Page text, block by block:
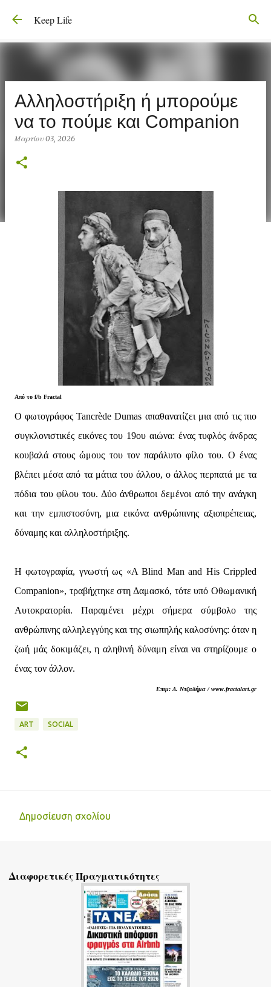
Μετάβαση στο κύριο περιεχόμενο
Keep Life
Αλληλοστήριξη ή μπορούμε
να το πούμε και Companion
Μαρτίου 03, 2026
Από το f/b Fractal
Ο φωτογράφος Tancrède Dumas απαθανατίζει μια από τις πιο
συγκλονιστικές εικόνες του 19ου αιώνα: ένας τυφλός άνδρας
κουβαλά στους ώμους του τον παράλυτο φίλο του. Ο ένας
βλέπει μέσα από τα μάτια του άλλου, ο άλλος περπατά με τα
πόδια του φίλου του. Δύο άνθρωποι δεμένοι από την ανάγκη
και την εμπιστοσύνη, μια εικόνα ανθρώπινης αξιοπρέπειας,
δύναμης και αλληλοστήριξης.
Η φωτογραφία, γνωστή ως «A Blind Man and His Crippled
Companion», τραβήχτηκε στη Δαμασκό, τότε υπό Οθωμανική
Αυτοκρατορία. Παραμένει μέχρι σήμερα σύμβολο της
ανθρώπινης αλληλεγγύης και της σιωπηλής καλοσύνης: όταν η
ζωή μάς δοκιμάζει, η αληθινή δύναμη είναι να στηρίζουμε ο
ένας τον άλλον.
Επιμ: Δ. Ντζαδήμα / www.fractalart.gr
ART SOCIAL
λ
Δημοσίευση σχολίου
Διαφορετικές Πραγματικότητες